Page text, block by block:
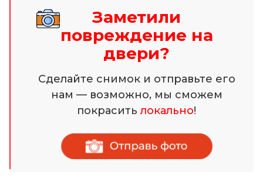
Заметили
повреждение на
двери?
Сделайте снимок и отправьте его
нам — возможно, мы сможем
покраситьлокально!